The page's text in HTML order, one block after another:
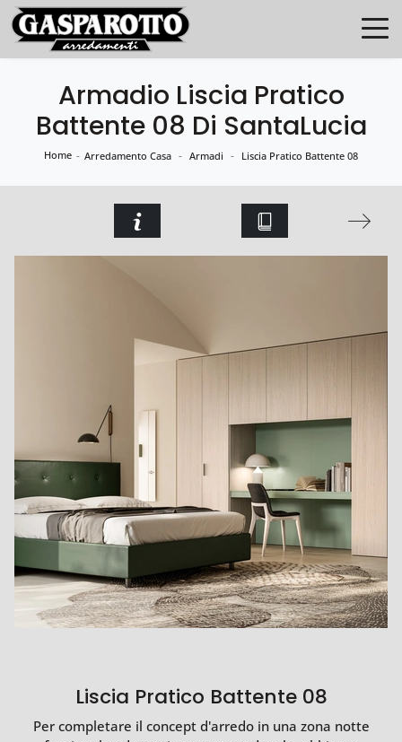
Armadio Liscia Pratico
Battente 08 Di SantaLucia
Home - Arredamento Casa - Armadi - Liscia Pratico Battente 08
Liscia Pratico Battente 08
Per completare il concept d'arredo in una zona notte